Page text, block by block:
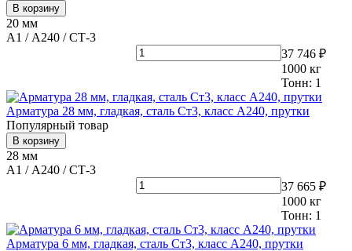
В корзину
20 мм
А1 / А240 / СТ-3
37 746 ₽
1000 кг
Тонн: 1
Арматура 28 мм, гладкая, сталь Ст3, класс А240, прутки
Популярный товар
В корзину
28 мм
А1 / А240 / СТ-3
37 665 ₽
1000 кг
Тонн: 1
Арматура 6 мм, гладкая, сталь Ст3, класс А240, прутки